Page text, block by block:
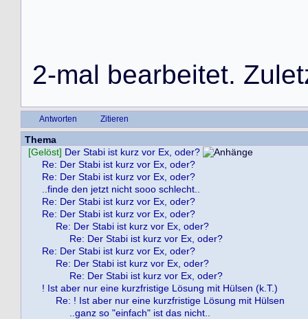
2-mal bearbeitet. Zulet
Antworten Zitieren
Thema
[Gelöst] Der Stabi ist kurz vor Ex, oder?
Re: Der Stabi ist kurz vor Ex, oder?
Re: Der Stabi ist kurz vor Ex, oder?
..finde den jetzt nicht sooo schlecht..
Re: Der Stabi ist kurz vor Ex, oder?
Re: Der Stabi ist kurz vor Ex, oder?
Re: Der Stabi ist kurz vor Ex, oder?
Re: Der Stabi ist kurz vor Ex, oder?
Re: Der Stabi ist kurz vor Ex, oder?
Re: Der Stabi ist kurz vor Ex, oder?
Re: Der Stabi ist kurz vor Ex, oder?
! Ist aber nur eine kurzfristige Lösung mit Hülsen (k.T.)
Re: ! Ist aber nur eine kurzfristige Lösung mit Hülsen
..ganz so "einfach" ist das nicht..